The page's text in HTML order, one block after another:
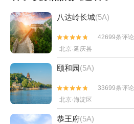
八达岭长城(5A)


42699条评论
北京·延庆县
颐和园(5A)


33699条评论
北京·海淀区
恭王府(5A)